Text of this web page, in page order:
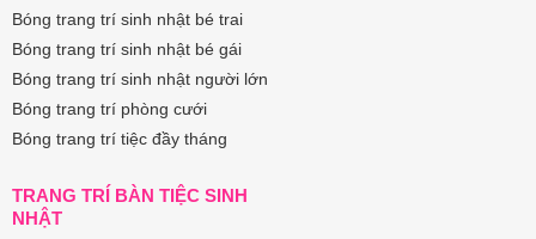
Bóng trang trí sinh nhật bé trai
Bóng trang trí sinh nhật bé gái
Bóng trang trí sinh nhật người lớn
Bóng trang trí phòng cưới
Bóng trang trí tiệc đầy tháng
TRANG TRÍ BÀN TIỆC SINH
NHẬT